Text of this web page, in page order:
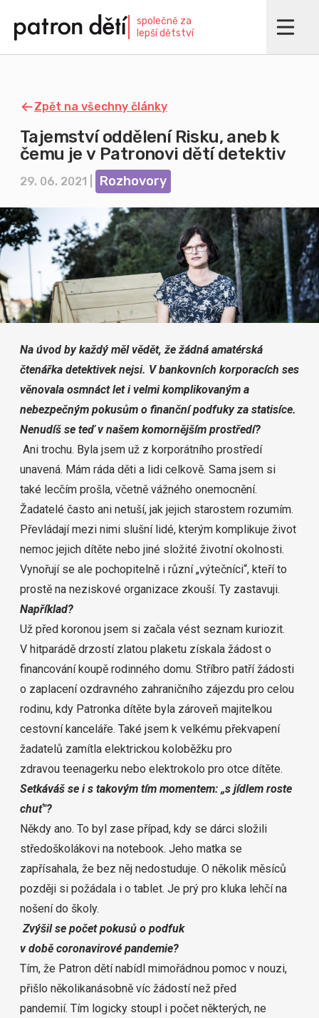
hlavnímu
obsahu
společně za
lepší dětství
Zpět na všechny články
Tajemství oddělení Risku, aneb k
čemu je v Patronovi dětí detektiv
29. 06. 2021 | Rozhovory
Imagine
Na úvod by každý měl vědět, že žádná amatérská
čtenářka detektivek nejsi. V bankovních korporacích ses
věnovala osmnáct let i velmi komplikovaným a
nebezpečným pokusům o finanční podfuky za statisíce.
Nenudíš se teď v našem komornějším prostředí?
Ani trochu. Byla jsem už z korporátního prostředí
unavená. Mám ráda děti a lidi celkově. Sama jsem si
také lecčím prošla, včetně vážného onemocnění.
Žadatelé často ani netuší, jak jejich starostem rozumím.
Převládají mezi nimi slušní lidé, kterým komplikuje život
nemoc jejich dítěte nebo jiné složité životní okolnosti.
Vynořují se ale pochopitelně i různí „výtečníci“, kteří to
prostě na neziskové organizace zkouší. Ty zastavuji.
Například?
Už před koronou jsem si začala vést seznam kuriozit.
V hitparádě drzostí zlatou plaketu získala žádost o
financování koupě rodinného domu. Stříbro patří žádosti
o zaplacení ozdravného zahraničního zájezdu pro celou
rodinu, kdy Patronka dítěte byla zároveň majitelkou
cestovní kanceláře. Také jsem k velkému překvapení
žadatelů zamítla elektrickou koloběžku pro
zdravou teenagerku nebo elektrokolo pro otce dítěte.
Setkáváš se i s takovým tím momentem: „s jídlem roste
chuť"?
Někdy ano. To byl zase případ, kdy se dárci složili
středoškolákovi na notebook. Jeho matka se
zapřísahala, že bez něj nedostuduje. O několik měsíců
později si požádala i o tablet. Je prý pro kluka lehčí na
nošení do školy.
Zvýšil se počet pokusů o podfuk
v době coronavirové pandemie?
Tím, že Patron dětí nabídl mimořádnou pomoc v nouzi,
přišlo několikanásobně víc žádostí než před
pandemií. Tím logicky stoupl i počet některých, ne